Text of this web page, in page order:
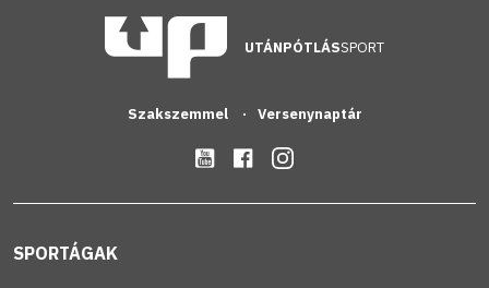
UTÁNPÓTLÁSSPORT
Szakszemmel Versenynaptár
SPORTÁGAK